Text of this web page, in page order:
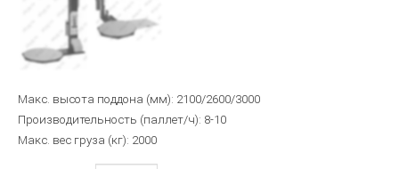
Макс. высота поддона (мм): 2100/2600/3000
Производительность (паллет/ч): 8-10
Макс. вес груза (кг): 2000